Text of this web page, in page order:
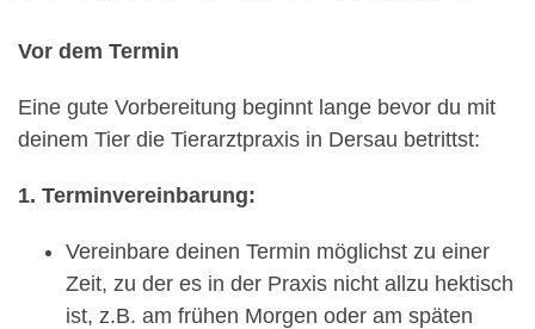
Vor dem Termin
Eine gute Vorbereitung beginnt lange bevor du mit
deinem Tier die Tierarztpraxis in Dersau betrittst:
1. Terminvereinbarung:
Vereinbare deinen Termin möglichst zu einer
Zeit, zu der es in der Praxis nicht allzu hektisch
ist, z.B. am frühen Morgen oder am späten